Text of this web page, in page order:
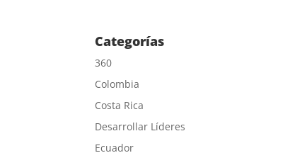
Categorías
360
Colombia
Costa Rica
Desarrollar Líderes
Ecuador